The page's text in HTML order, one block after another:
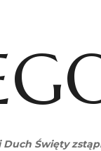
Święty